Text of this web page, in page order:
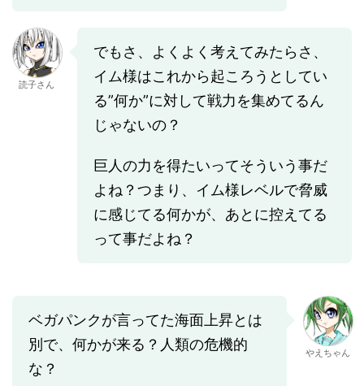
読子さん
でもさ、よくよく考えてみたらさ、
イム様はこれから起ころうとしてい
る”何か”に対して戦力を集めてるん
じゃないの？
巨人の力を得たいってそういう事だ
よね？つまり、イム様レベルで脅威
に感じてる何かが、あとに控えてる
って事だよね？
ベガパンクが言ってた海面上昇とは
別で、何かが来る？人類の危機的
な？
やえちゃん